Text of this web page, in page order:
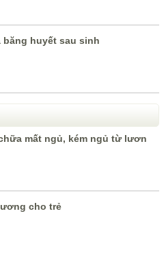
băng huyết sau sinh
mất ngủ, kém ngủ từ lươn
cho trẻ